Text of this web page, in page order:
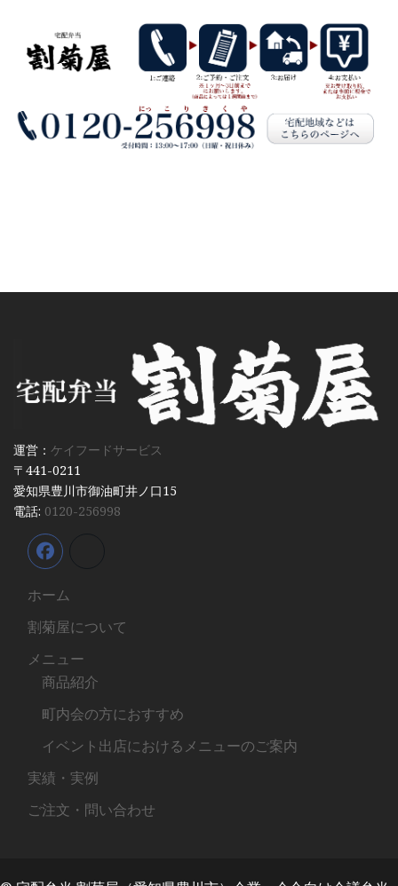
運営： ケイフードサービス
〒441-0211
愛知県豊川市御油町井ノ口15
電話: 0120-256998
ホーム
割菊屋について
メニュー
商品紹介
町内会の方におすすめ
イベント出店におけるメニューのご案内
実績・実例
ご注文・問い合わせ